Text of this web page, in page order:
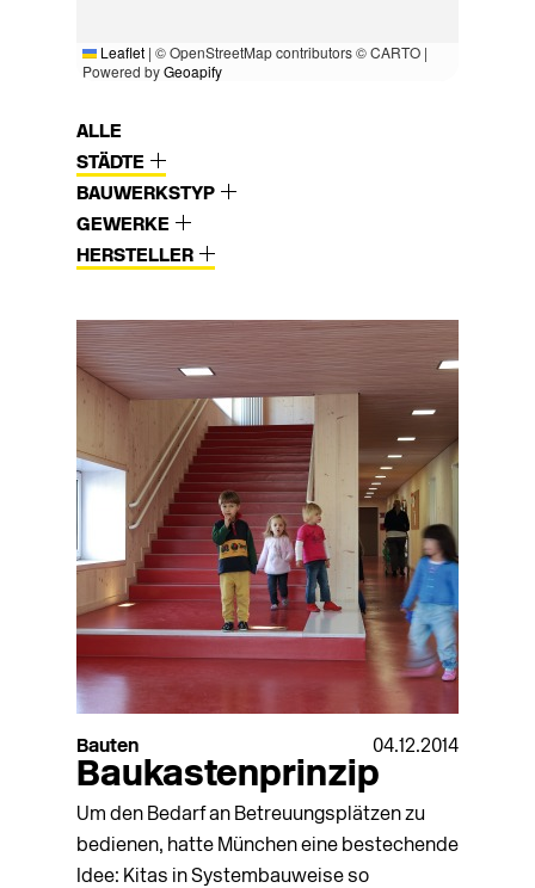
Leaflet | © OpenStreetMap contributors © CARTO |
Powered byGeoapify
ALLE
STÄDTE
BAUWERKSTYP
GEWERKE
HERSTELLER
Bauten 04.12.2014
Baukastenprinzip
Um den Bedarf an Betreuungsplätzen zu
bedienen, hatte München eine bestechende
Idee: Kitas in Systembauweise so